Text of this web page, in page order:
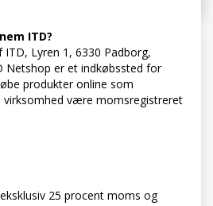
ITD?
Lyren 1, 6330 Padborg,
Netshop er et indkøbssted for
produkter online som
virksomhed være momsregistreret
25 procent moms og